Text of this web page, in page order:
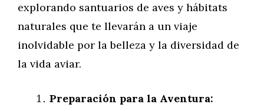
explorando santuarios de aves y hábitats
naturales que te llevarán a un viaje
inolvidable por la belleza y la diversidad de
la vida aviar.
Preparación para la Aventura: